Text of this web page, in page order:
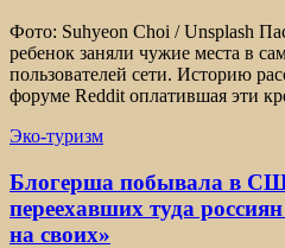
Фото: Suhyeon Choi / Unsplash
ребенок заняли чужие места в
пользователей сети. Историю
форуме Reddit оплатившая эти
Эко-туризм
Блогерша побывала в
переехавших туда
на своих»